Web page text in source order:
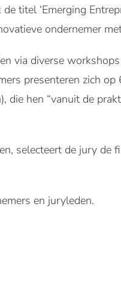
titel ‘Emerging
ondernemer
via diverse
presenteren zich
die hen “vanuit de
selecteert de jury
en juryleden.